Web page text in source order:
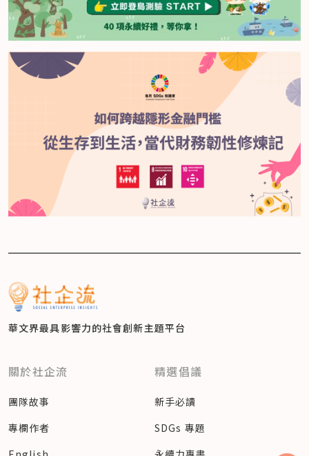
華文界最具影響力的社會創新主題平台
關於社企流
團隊故事
專欄作者
精選倡議
新手必讀
SDGs 專題